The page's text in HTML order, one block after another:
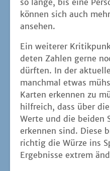
rich­tig die Wür­ze ins
Ergeb­nis­se extrem
Grup­pen spie­len, der
sich aber in
Per­so­nen.
gefüg­te Tricks­ter-
vor allem beim
rest­li­chen
Dadurch sind immer
invol­viert, was das
deut­lich verstärkt.